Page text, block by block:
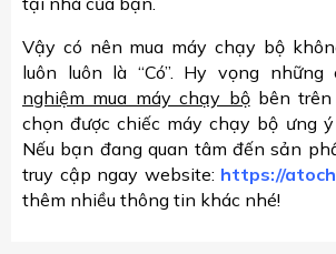
Vậy có nên mua máy chạy bộ
luôn luôn là “Có”. Hy vọng
nghiệm mua máy chạy bộbên trên
chọn được chiếc máy chạy bộ ưng
Nếu bạn đang quan tâm đến sản
truy cập ngay website: https://
thêm nhiều thông tin khác nhé!